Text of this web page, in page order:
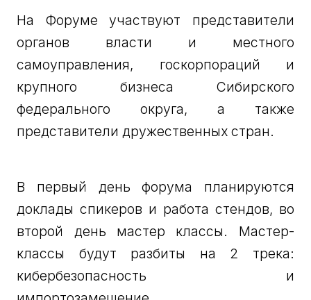
На Форуме участвуют представители
органов власти и местного
самоуправления, госкорпораций и
крупного бизнеса Сибирского
федерального округа, а также
представители дружественных стран.
В первый день форума планируются
доклады спикеров и работа стендов, во
второй день мастер классы. Мастер-
классы будут разбиты на 2 трека:
кибербезопасность и